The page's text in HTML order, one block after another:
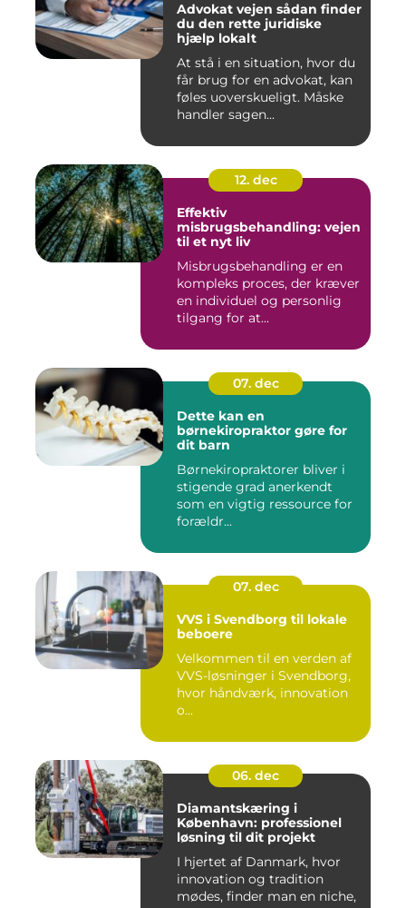
Advokat vejen sådan finder
du den rette juridiske
hjælp lokalt
At stå i en situation, hvor du
får brug for en advokat, kan
føles uoverskueligt. Måske
handler sagen...
12. dec
Effektiv
misbrugsbehandling: vejen
til et nyt liv
Misbrugsbehandling er en
kompleks proces, der kræver
en individuel og personlig
tilgang for at...
07. dec
Dette kan en
børnekiropraktor gøre for
dit barn
Børnekiropraktorer bliver i
stigende grad anerkendt
som en vigtig ressource for
forældr...
07. dec
VVS i Svendborg til lokale
beboere
Velkommen til en verden af
VVS-løsninger i Svendborg,
hvor håndværk, innovation
o...
06. dec
Diamantskæring i
København: professionel
løsning til dit projekt
I hjertet af Danmark, hvor
innovation og tradition
mødes, finder man en niche,